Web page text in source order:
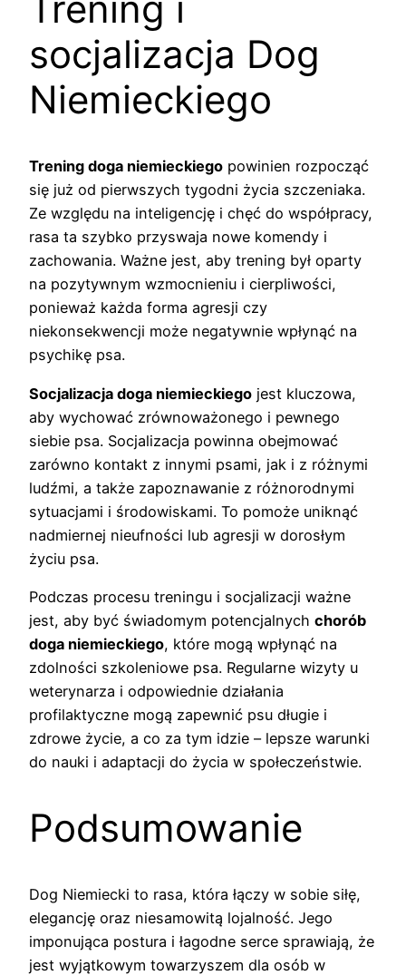
socjalizacja Dog
Niemieckiego
Trening doga niemieckiego powinien rozpocząć
się już od pierwszych tygodni życia szczeniaka.
Ze względu na inteligencję i chęć do współpracy,
rasa ta szybko przyswaja nowe komendy i
zachowania. Ważne jest, aby trening był oparty
na pozytywnym wzmocnieniu i cierpliwości,
ponieważ każda forma agresji czy
niekonsekwencji może negatywnie wpłynąć na
psychikę psa.
Socjalizacja doga niemieckiego jest kluczowa,
aby wychować zrównoważonego i pewnego
siebie psa. Socjalizacja powinna obejmować
zarówno kontakt z innymi psami, jak i z różnymi
ludźmi, a także zapoznawanie z różnorodnymi
sytuacjami i środowiskami. To pomoże uniknąć
nadmiernej nieufności lub agresji w dorosłym
życiu psa.
Podczas procesu treningu i socjalizacji ważne
jest, aby być świadomym potencjalnych chorób
doga niemieckiego, które mogą wpłynąć na
zdolności szkoleniowe psa. Regularne wizyty u
weterynarza i odpowiednie działania
profilaktyczne mogą zapewnić psu długie i
zdrowe życie, a co za tym idzie – lepsze warunki
do nauki i adaptacji do życia w społeczeństwie.
Podsumowanie
Dog Niemiecki to rasa, która łączy w sobie siłę,
elegancję oraz niesamowitą lojalność. Jego
imponująca postura i łagodne serce sprawiają, że
jest wyjątkowym towarzyszem dla osób w